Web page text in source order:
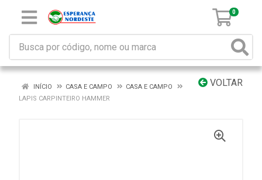
0
VOLTAR
INÍCIO CASA E CAMPO
CASA E CAMPO
LAPIS CARPINTEIRO HAMMER